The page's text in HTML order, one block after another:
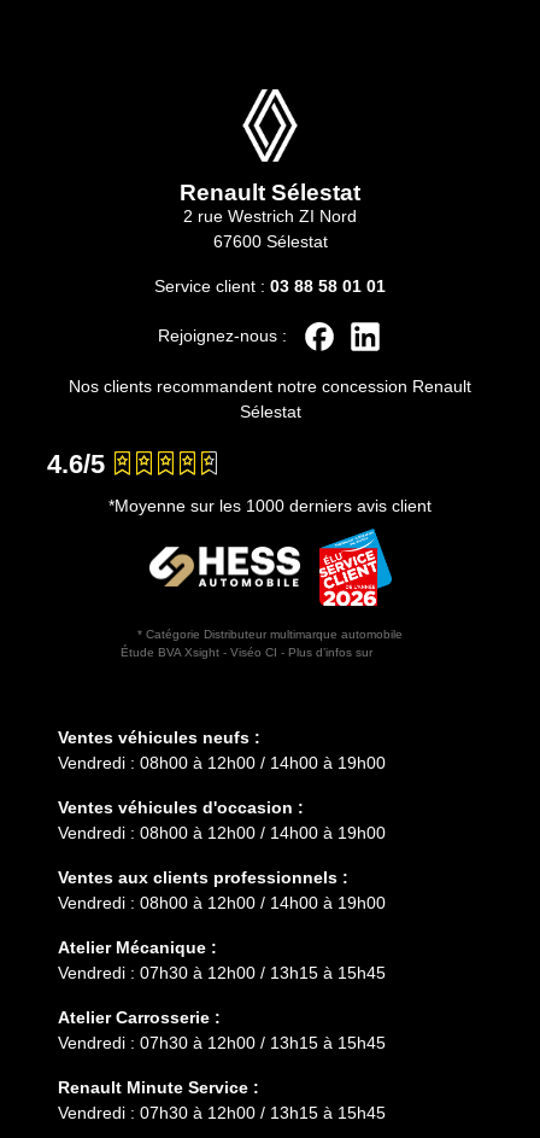
Renault Sélestat
2 rue Westrich ZI Nord
67600 Sélestat
Service client : 03 88 58 01 01
Rejoignez-nous :
Nos clients recommandent notre concession Renault
Sélestat
4.6/5
*Moyenne sur les 1000 derniers avis client
* Catégorie Distributeur multimarque automobile
Étude BVA Xsight - Viséo CI - Plus d’infos sur
Ventes véhicules neufs :
Vendredi : 08h00 à 12h00 / 14h00 à 19h00
Ventes véhicules d'occasion :
Vendredi : 08h00 à 12h00 / 14h00 à 19h00
Ventes aux clients professionnels :
Vendredi : 08h00 à 12h00 / 14h00 à 19h00
Atelier Mécanique :
Vendredi : 07h30 à 12h00 / 13h15 à 15h45
Atelier Carrosserie :
Vendredi : 07h30 à 12h00 / 13h15 à 15h45
Renault Minute Service :
Vendredi : 07h30 à 12h00 / 13h15 à 15h45